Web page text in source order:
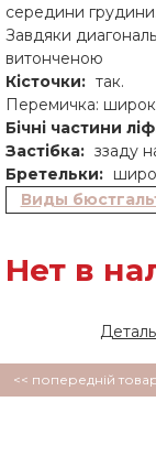
середини грудини.
Завдяки
витонченою
Кісточки: так.
Перемичка:
Бічні частини
Застібка: ззаду
Бретельки:
Виды
Нет в
<< попередній